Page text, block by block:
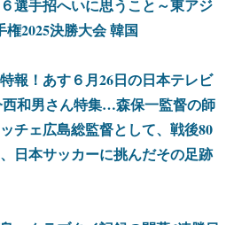
選手招へいに思うこと～東アジ
2025決勝大会 韓国
報！あす６月26日の日本テレビ
西和男さん特集…森保一監督の師
チェ広島総監督として、戦後80
日本サッカーに挑んだその足跡